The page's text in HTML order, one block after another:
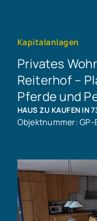
Kapitalanlagen
Privates
Reiterhof –
Pferde und
HAUS ZU KAUFEN IN
Objektnummer: GP-